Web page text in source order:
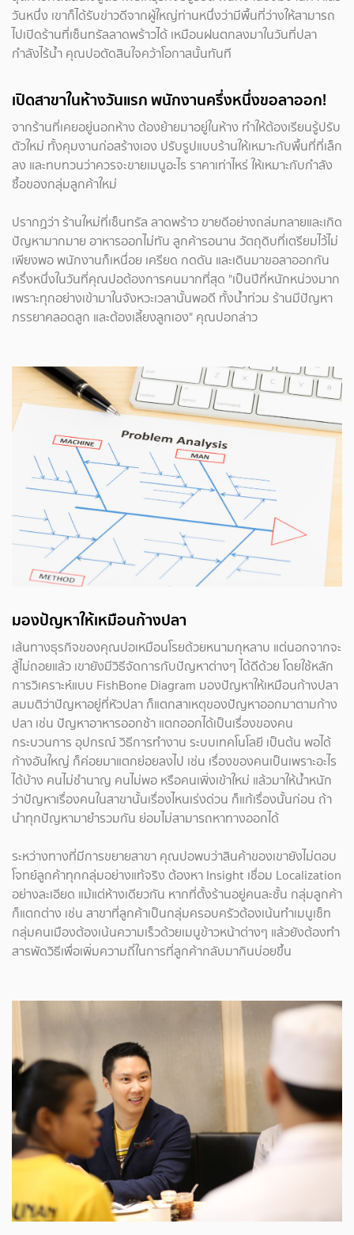
วันหนึ่ง เขาก็ได้รับข่าวดีจากผู้ใหญ่ท่านหนึ่งว่ามีพื้นที่ว่างให้สามารถ
ไปเปิดร้านที่เซ็นทรัลลาดพร้าวได้ เหมือนฝนตกลงมาในวันที่ปลา
กำลังไร้น้ำ คุณปอตัดสินใจคว้าโอกาสนั้นทันที
เปิดสาขาในห้างวันแรก พนักงานครึ่งหนึ่งขอลาออก!
จากร้านที่เคยอยู่นอกห้าง ต้องย้ายมาอยู่ในห้าง ทำให้ต้องเรียนรู้ปรับ
ตัวใหม่ ทั้งคุมงานก่อสร้างเอง ปรับรูปแบบร้านให้เหมาะกับพื้นที่ที่เล็ก
ลง และทบทวนว่าควรจะขายเมนูอะไร ราคาเท่าไหร่ ให้เหมาะกับกำลัง
ซื้อของกลุ่มลูกค้าใหม่
ปรากฏว่า ร้านใหม่ที่เซ็นทรัล ลาดพร้าว ขายดีอย่างถล่มทลายและเกิด
ปัญหามากมาย อาหารออกไม่ทัน ลูกค้ารอนาน วัตถุดิบที่เตรียมไว้ไม่
เพียงพอ พนักงานก็เหนื่อย เครียด กดดัน และเดินมาขอลาออกกัน
ครึ่งหนึ่งในวันที่คุณปอต้องการคนมากที่สุด "เป็นปีที่หนักหน่วงมาก
เพราะทุกอย่างเข้ามาในจังหวะเวลานั้นพอดี ทั้งน้ำท่วม ร้านมีปัญหา
ภรรยาคลอดลูก และต้องเลี้ยงลูกเอง" คุณปอกล่าว
มองปัญหาให้เหมือนก้างปลา
เส้นทางธุรกิจของคุณปอเหมือนโรยด้วยหนามกุหลาบ แต่นอกจากจะ
สู้ไม่ถอยแล้ว เขายังมีวิธีจัดการกับปัญหาต่างๆ ได้ดีด้วย โดยใช้หลัก
การวิเคราะห์แบบ FishBone Diagram มองปัญหาให้เหมือนก้างปลา
สมมติว่าปัญหาอยู่ที่หัวปลา ก็แตกสาเหตุของปัญหาออกมาตามก้าง
ปลา เช่น ปัญหาอาหารออกช้า แตกออกได้เป็นเรื่องของคน
กระบวนการ อุปกรณ์ วิธีการทำงาน ระบบเทคโนโลยี เป็นต้น พอได้
ก้างอันใหญ่ ก็ค่อยมาแตกย่อยลงไป เช่น เรื่องของคนเป็นเพราะอะไร
ได้บ้าง คนไม่ชำนาญ คนไม่พอ หรือคนเพิ่งเข้าใหม่ แล้วมาให้น้ำหนัก
ว่าปัญหาเรื่องคนในสาขานั้นเรื่องไหนเร่งด่วน ก็แก้เรื่องนั้นก่อน ถ้า
นำทุกปัญหามายำรวมกัน ย่อมไม่สามารถหาทางออกได้
ระหว่างทางที่มีการขยายสาขา คุณปอพบว่าสินค้าของเขายังไม่ตอบ
โจทย์ลูกค้าทุกกลุ่มอย่างแท้จริง ต้องหา Insight เชื่อม Localization
อย่างละเอียด แม้แต่ห้างเดียวกัน หากที่ตั้งร้านอยู่คนละชั้น กลุ่มลูกค้า
ก็แตกต่าง เช่น สาขาที่ลูกค้าเป็นกลุ่มครอบครัวต้องเน้นทำเมนูเซ็ท
กลุ่มคนเมืองต้องเน้นความเร็วด้วยเมนูข้าวหน้าต่างๆ แล้วยังต้องทำ
สารพัดวิธีเพื่อเพิ่มความถี่ในการที่ลูกค้ากลับมากินบ่อยขึ้น